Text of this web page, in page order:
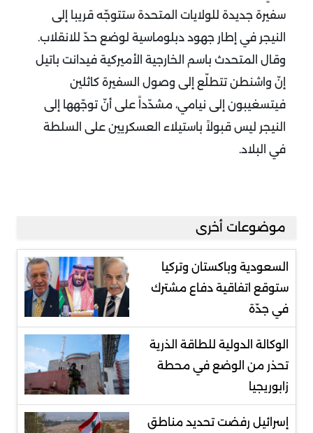
سفيرة جديدة للولايات المتحدة ستتوجّه قريبا إلى
النيجر في إطار جهود دبلوماسية لوضع حدّ للانقلاب.
وقال المتحدث باسم الخارجية الأميركية فيدانت باتيل
إنّ واشنطن تتطلّع إلى وصول السفيرة كاثلين
فيتسغيبون إلى نيامي، مشدّداً على أنّ توجّهها إلى
النيجر ليس قبولاً باستيلاء العسكريين على السلطة
في البلاد.
موضوعات أخرى
السعودية وباكستان وتركيا
ستوقع اتفاقية دفاع مشترك
في جدّة
الوكالة الدولية للطاقة الذرية
تحذر من الوضع في محطة
زابوريجيا
إسرائيل رفضت تحديد مناطق